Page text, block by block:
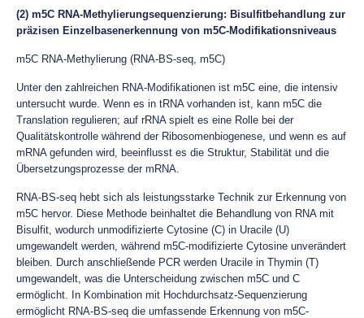
(2) m5C RNA-Methylierungsequenzierung: Bisulfitbehandlung zur
präzisen Einzelbasenerkennung von m5C-Modifikationsniveaus
m5C RNA-Methylierung (RNA-BS-seq, m5C)
Unter den zahlreichen RNA-Modifikationen ist m5C eine, die intensiv
untersucht wurde. Wenn es in tRNA vorhanden ist, kann m5C die
Translation regulieren; auf rRNA spielt es eine Rolle bei der
Qualitätskontrolle während der Ribosomenbiogenese, und wenn es auf
mRNA gefunden wird, beeinflusst es die Struktur, Stabilität und die
Übersetzungsprozesse der mRNA.
RNA-BS-seq hebt sich als leistungsstarke Technik zur Erkennung von
m5C hervor. Diese Methode beinhaltet die Behandlung von RNA mit
Bisulfit, wodurch unmodifizierte Cytosine (C) in Uracile (U)
umgewandelt werden, während m5C-modifizierte Cytosine unverändert
bleiben. Durch anschließende PCR werden Uracile in Thymin (T)
umgewandelt, was die Unterscheidung zwischen m5C und C
ermöglicht. In Kombination mit Hochdurchsatz-Sequenzierung
ermöglicht RNA-BS-seq die umfassende Erkennung von m5C-